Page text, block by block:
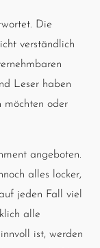
Die
verständlich
Leser haben
möchten oder
angeboten.
alles locker,
jeden Fall viel
alle
ist, werden